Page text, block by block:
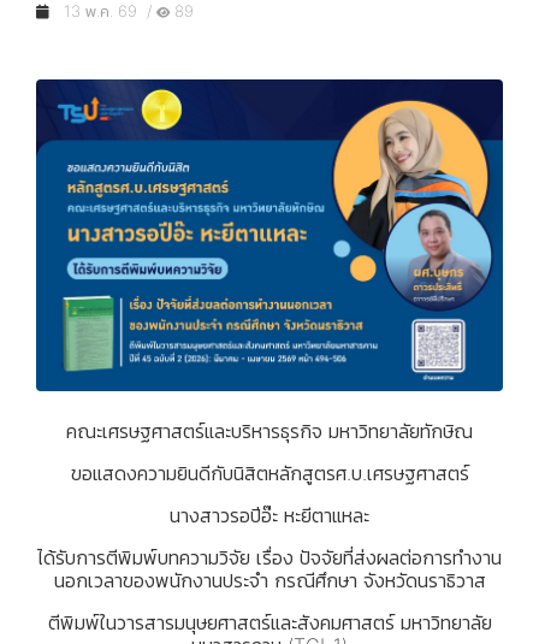
13 พ.ค. 69 / 89
คณะเศรษฐศาสตร์และบริหารธุรกิจ มหาวิทยาลัยทักษิณ
ขอแสดงความยินดีกับนิสิตหลักสูตรศ.บ.เศรษฐศาสตร์
นางสาวรอปีอ๊ะ หะยีตาแหละ
ได้รับการตีพิมพ์บทความวิจัย เรื่อง ปัจจัยที่ส่งผลต่อการทำงาน
นอกเวลาของพนักงานประจำ กรณีศึกษา จังหวัดนราธิวาส
ตีพิมพ์ในวารสารมนุษยศาสตร์และสังคมศาสตร์ มหาวิทยาลัย